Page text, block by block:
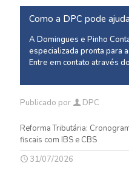
Como a DPC pode
A Domingues e Pinho
especializada pronta para
Entre em contato através
Publicado por DPC
Reforma Tributária:
fiscais com IBS e CBS
31/07/2026